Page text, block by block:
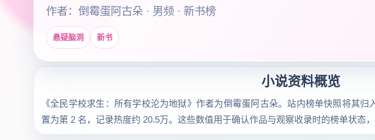
作者：倒霉蛋阿古朵 · 男频 · 新书榜
悬疑脑洞 新书
小说资料概览
《全民学校求生：所有学校沦为地狱》作者为倒霉蛋阿古朵。站内榜单快照将其
置为第 2 名，记录热度约 20.5万。这些数值用于确认作品与观察收录时的榜单状态